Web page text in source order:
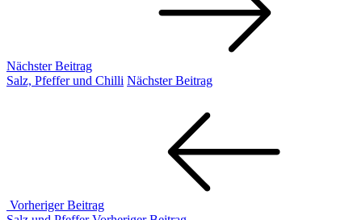
Nächster Beitrag
Nächster
Salz, Pfeffer und Chilli Nächster Beitrag
Vorheriger Beitrag